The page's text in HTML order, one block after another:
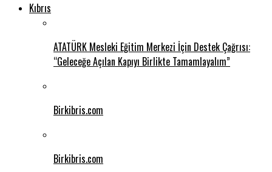
Kıbrıs
ATATÜRK Mesleki Eğitim Merkezi İçin Destek Çağrısı:
“Geleceğe Açılan Kapıyı Birlikte Tamamlayalım”
Birkibris.com
Birkibris.com